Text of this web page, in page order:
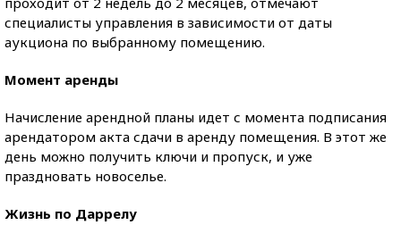
специалисты управления в зависимости от даты
аукциона по выбранному помещению.
Момент аренды
Начисление арендной планы идет с момента подписания
арендатором акта сдачи в аренду помещения. В этот же
день можно получить ключи и пропуск, и уже
праздновать новоселье.
Жизнь по Даррелу